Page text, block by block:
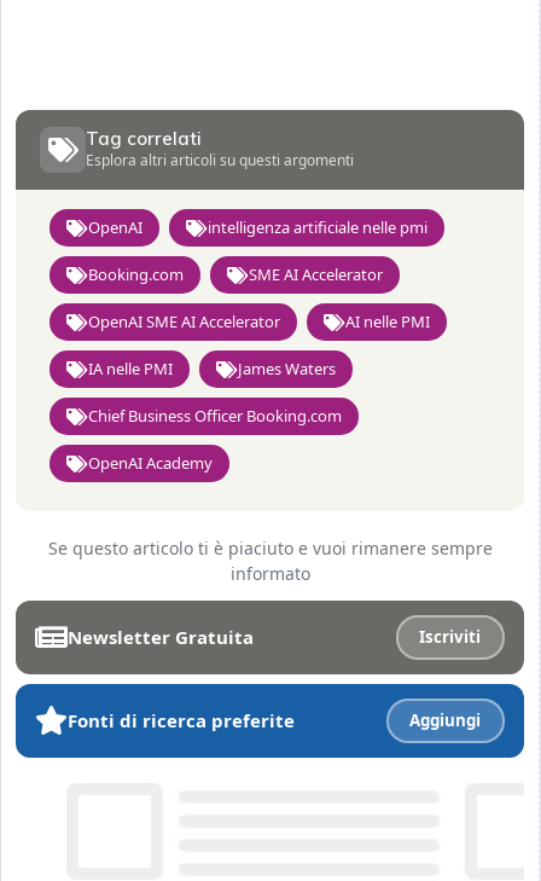
Tag correlati
Esplora altri articoli su questi argomenti
OpenAI intelligenza artificiale nelle pmi
Booking.com SME AI Accelerator
OpenAI SME AI Accelerator AI nelle PMI
IA nelle PMI James Waters
Chief Business Officer Booking.com
OpenAI Academy
Se questo articolo ti è piaciuto e vuoi rimanere sempre
informato
Newsletter Gratuita Iscriviti
Fonti di ricerca preferite Aggiungi